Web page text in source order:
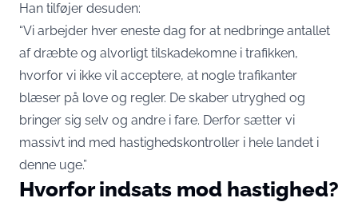
Han tilføjer desuden:
“Vi arbejder hver eneste dag for at nedbringe antallet
af dræbte og alvorligt tilskadekomne i trafikken,
hvorfor vi ikke vil acceptere, at nogle trafikanter
blæser på love og regler. De skaber utryghed og
bringer sig selv og andre i fare. Derfor sætter vi
massivt ind med hastighedskontroller i hele landet i
denne uge.”
Hvorfor indsats mod hastighed?